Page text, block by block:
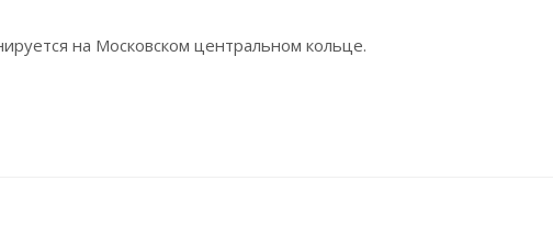
на Московском центральном кольце.